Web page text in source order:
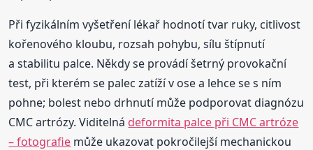
Při fyzikálním vyšetření lékař hodnotí tvar ruky, citlivost
kořenového kloubu, rozsah pohybu, sílu štípnutí
a stabilitu palce. Někdy se provádí šetrný provokační
test, při kterém se palec zatíží v ose a lehce se s ním
pohne; bolest nebo drhnutí může podporovat diagnózu
CMC artrózy. Viditelná deformita palce při CMC artróze
– fotografie může ukazovat pokročilejší mechanickou